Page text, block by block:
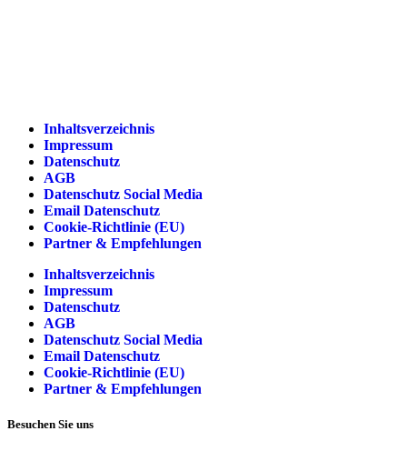
Inhaltsverzeichnis
Impressum
Datenschutz
AGB
Datenschutz Social Media
Email Datenschutz
Cookie-Richtlinie (EU)
Partner & Empfehlungen
Inhaltsverzeichnis
Impressum
Datenschutz
AGB
Datenschutz Social Media
Email Datenschutz
Cookie-Richtlinie (EU)
Partner & Empfehlungen
Besuchen Sie uns